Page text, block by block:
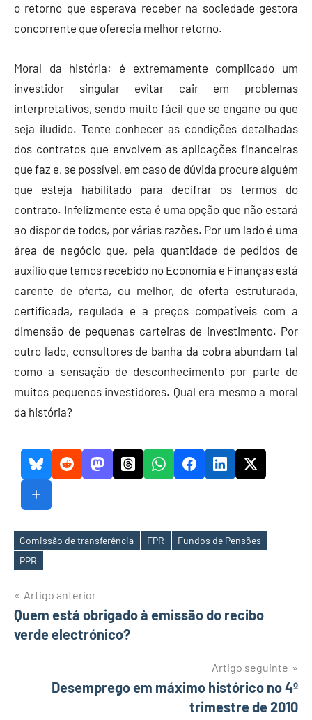
o retorno que esperava receber na sociedade gestora
concorrente que oferecia melhor retorno.
Moral da história: é extremamente complicado um
investidor singular evitar cair em problemas
interpretativos, sendo muito fácil que se engane ou que
seja iludido. Tente conhecer as condições detalhadas
dos contratos que envolvem as aplicações financeiras
que faz e, se possível, em caso de dúvida procure alguém
que esteja habilitado para decifrar os termos do
contrato. Infelizmente esta é uma opção que não estará
ao dispor de todos, por várias razões. Por um lado é uma
área de negócio que, pela quantidade de pedidos de
auxílio que temos recebido no Economia e Finanças está
carente de oferta, ou melhor, de oferta estruturada,
certificada, regulada e a preços compatíveis com a
dimensão de pequenas carteiras de investimento. Por
outro lado, consultores de banha da cobra abundam tal
como a sensação de desconhecimento por parte de
muitos pequenos investidores. Qual era mesmo a moral
da história?
Etiquetas
Comissão de transferência FPR
Fundos de Pensões
PPR
Navegação
de
Artigo anterior
Quem está obrigado à emissão do recibo
verde electrónico?
Artigo seguinte
Desemprego em máximo histórico no 4º
trimestre de 2010